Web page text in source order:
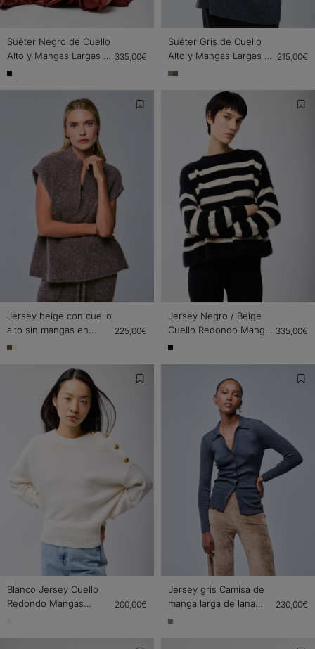
Suéter Negro de Cuello
Alto y Mangas Largas de
Lana / Zorro / Poliamida
335,00€
Suéter Gris de Cuello
Alto y Mangas Largas de
Lana Merina
215,00€
Jersey beige con cuello
alto sin mangas en
alpaca / poliamida /
225,00€
Jersey Negro / Beige
Cuello Redondo Mangas
Largas en Lana / Zorro /
335,00€
Blanco Jersey Cuello
Redondo Mangas
200,00€
Jersey gris Camisa de
manga larga de lana
merino
230,00€